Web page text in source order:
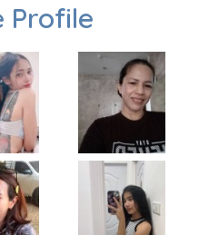
Profile